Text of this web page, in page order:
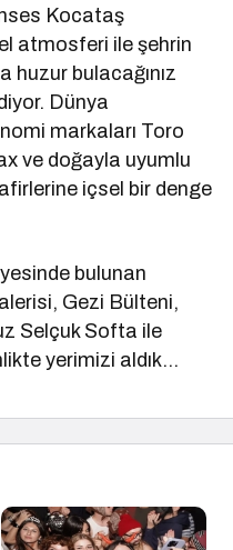
Kocataş
atmosferi ile şehrin
huzur bulacağınız
Dünya
markaları Toro
ve doğayla uyumlu
içsel bir denge
bulunan
Gezi Bülteni,
Selçuk Softa ile
yerimizi aldık…